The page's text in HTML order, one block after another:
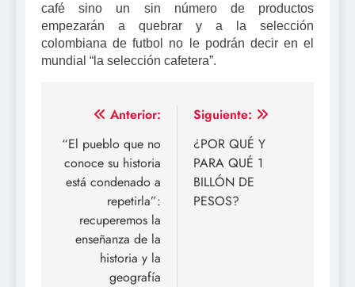
café sino un sin número de productos
empezarán a quebrar y a la selección
colombiana de futbol no le podrán decir en el
mundial “la selección cafetera”.
Navegación
de
entradas
Anterior:
“El pueblo que no
conoce su historia
está condenado a
repetirla”:
recuperemos la
enseñanza de la
historia y la
geografía
Siguiente:
¿POR QUÉ Y
PARA QUÉ 1
BILLÓN DE
PESOS?